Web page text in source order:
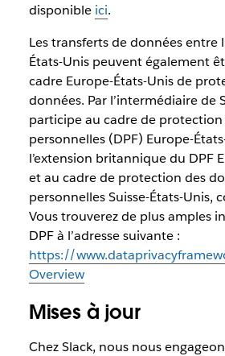
disponible ici.
Les transferts de données entre
États-Unis peuvent également
cadre Europe-États-Unis de
données. Par l’intermédiaire de
participe au cadre de protection
personnelles (DPF) Europe-
l’extension britannique du DPF
et au cadre de protection des
personnelles Suisse-États-Unis,
Vous trouverez de plus amples
DPF à l’adresse suivante :
https://
Overview
Mises à jour
Chez Slack, nous nous